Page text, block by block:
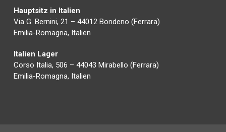
Hauptsitz in Italien
Via G. Bernini, 21 – 44012 Bondeno (Ferrara)
Emilia-Romagna, Italien
Italien Lager
Corso Italia, 506 – 44043 Mirabello (Ferrara)
Emilia-Romagna, Italien